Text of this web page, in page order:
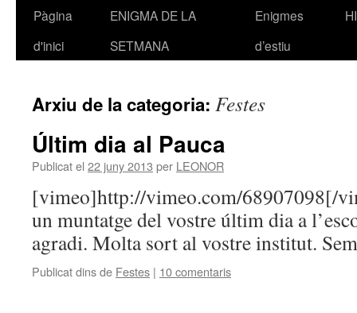
Vés
Pàgina
d'inici
ENIGMA DE LA
SETMANA
Enigmes
d’estiu
Arxiu de la categoria: Festes
Últim dia al Pauca
Publicat el 22 juny 2013 per LEONOR
[vimeo]http://vimeo.com/68907098[/
un muntatge del vostre últim dia a
agradi. Molta sort al vostre institut.
Publicat dins de Festes | 10 comentaris